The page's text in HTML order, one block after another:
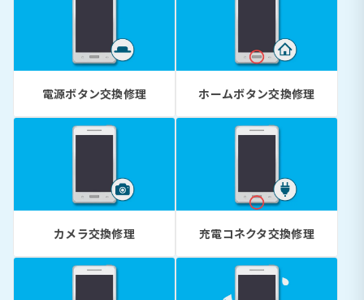
電源ボタン交換修理 ホームボタン交換修理
カメラ交換修理 充電コネクタ交換修理